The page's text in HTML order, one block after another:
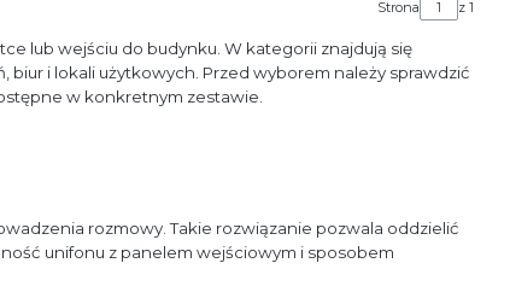
Strona z 1
lub wejściu do budynku. W kategorii znajdują się
i lokali użytkowych. Przed wyborem należy sprawdzić
w konkretnym zestawie.
rozmowy. Takie rozwiązanie pozwala oddzielić
unifonu z panelem wejściowym i sposobem